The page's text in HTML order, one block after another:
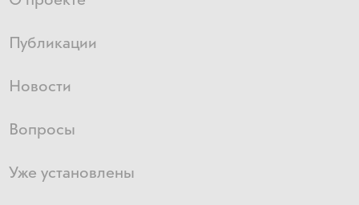
Публикации
Новости
Вопросы
Уже установлены